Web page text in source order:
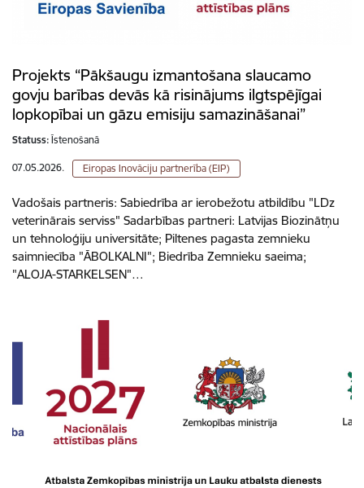
Projekts “Pākšaugu izmantošana slaucamo
govju barības devās kā risinājums ilgtspējīgai
lopkopībai un gāzu emisiju samazināšanai”
Statuss: Īstenošanā
07.05.2026. Eiropas Inovāciju partnerība (EIP)
Vadošais partneris: Sabiedrība ar ierobežotu atbildību "LDz
veterinārais serviss" Sadarbības partneri: Latvijas Biozinātņu
un tehnoloģiju universitāte; Piltenes pagasta zemnieku
saimniecība "ĀBOLKALNI"; Biedrība Zemnieku saeima;
"ALOJA-STARKELSEN"…